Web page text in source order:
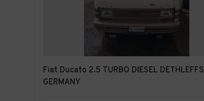
Fiat Ducato 2.5 TURBO DIESEL DETHLEFFS
GERMANY